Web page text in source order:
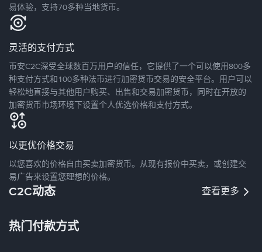
易体验，支持70多种当地货币。
灵活的支付方式
币安C2C深受全球数百万用户的信任，它提供了一个可以使用800多
种支付方式和100多种法币进行加密货币交易的安全平台。用户可以
轻松地直接与其他用户购买、出售和交易加密货币，同时在开放的
加密货币市场环境下设置个人优选价格和支付方式。
以更优价格交易
以您喜欢的价格自由买卖加密货币。从现有报价中买卖，或创建交
易广告来设置您理想的价格。
C2C动态 查看更多
热门付款方式